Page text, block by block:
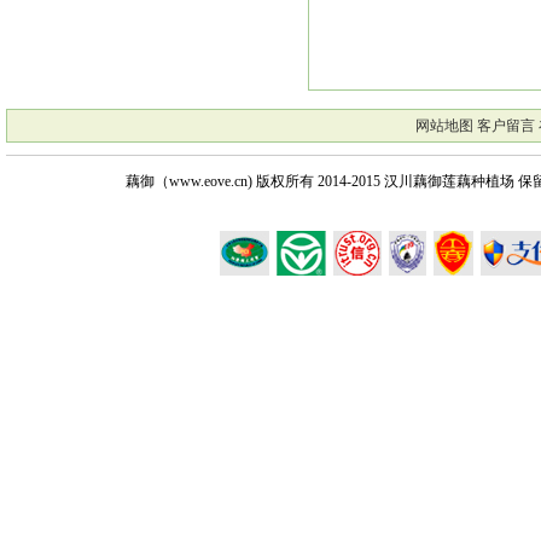
网站地图 客户留言
藕御（www.eove.cn) 版权所有2014-2015 汉川藕御莲藕种植场 保